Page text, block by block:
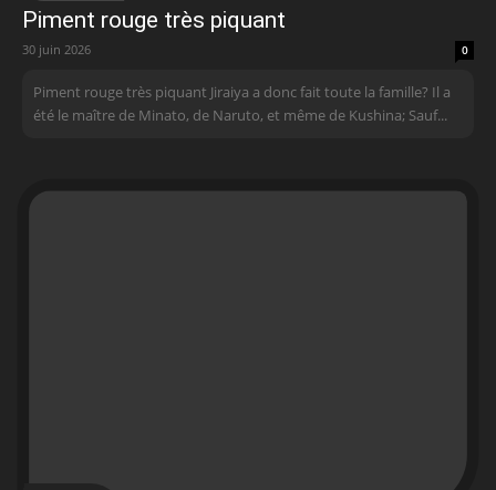
Piment rouge très piquant
30 juin 2026 0
Piment rouge très piquant Jiraiya a donc fait toute la famille? Il a
été le maître de Minato, de Naruto, et même de Kushina; Sauf...